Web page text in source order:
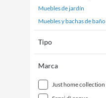
muebles de jardín
muebles y bachas de baño
Tipo
Marca
just home collection